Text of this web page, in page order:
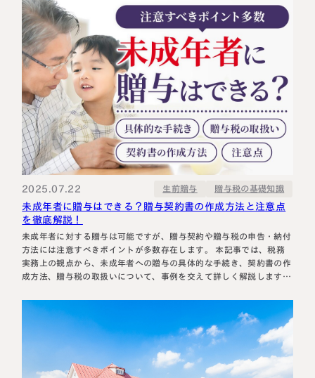
話・ウェブでの相談…
2025.07.22 生前贈与 贈与税の基礎知識
未成年者に贈与はできる？贈与契約書の作成方法と注意点
を徹底解説！
未成年者に対する贈与は可能ですが、贈与契約や贈与税の申告・納付
方法には注意すべきポイントが多数存在します。 本記事では、税務
実務上の観点から、未成年者への贈与の具体的な手続き、契約書の作
成方法、贈与税の取扱いについて、事例を交えて詳しく解説します。
の契約行為（法律行為）であるため、財産を渡す人と受け取る人双方
の合意が必要です…